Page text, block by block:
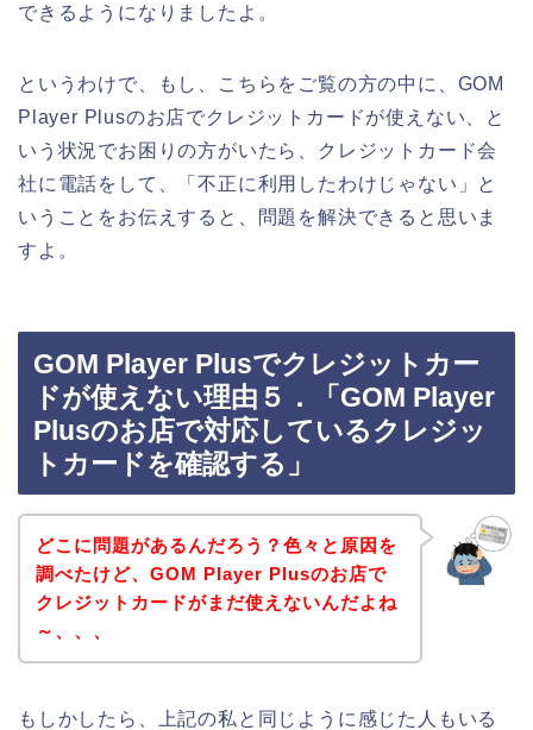
できるようになりましたよ。
というわけで、もし、こちらをご覧の方の中に、GOM
Player Plusのお店でクレジットカードが使えない、と
いう状況でお困りの方がいたら、クレジットカード会
社に電話をして、「不正に利用したわけじゃない」と
いうことをお伝えすると、問題を解決できると思いま
すよ。
GOM Player Plusでクレジットカー
ドが使えない理由５．「GOM Player
Plusのお店で対応しているクレジッ
トカードを確認する」
どこに問題があるんだろう？色々と原因を
調べたけど、GOM Player Plusのお店で
クレジットカードがまだ使えないんだよね
～、、、
もしかしたら、上記の私と同じように感じた人もいる